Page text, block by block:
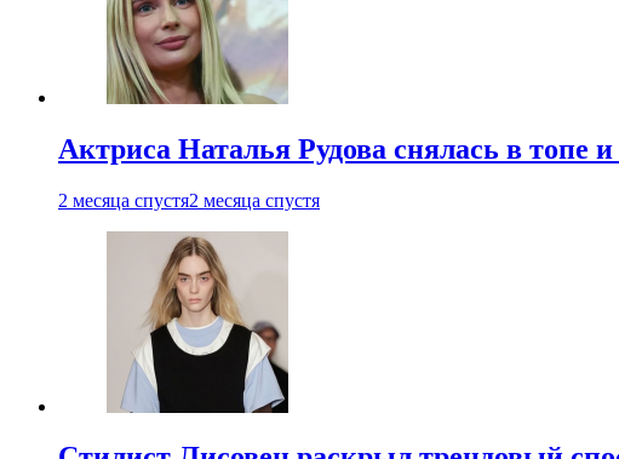
Актриса Наталья Рудова снялась в топе и
2 месяца спустя2 месяца спустя